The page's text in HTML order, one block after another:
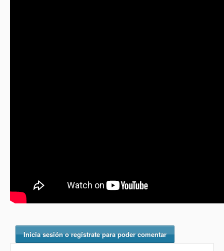
Inicia sesión o regístrate para poder comentar